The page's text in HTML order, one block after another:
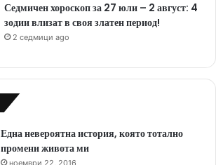
Седмичен хороскоп за 27 юли – 2 август: 4
зодии влизат в своя златен период!
2 седмици ago
Една невероятна история, която тотално
промени живота ми
ноември 22, 2016